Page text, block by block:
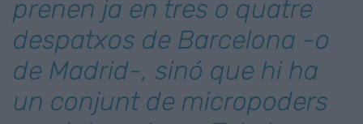
prenen ja en tres o quatre
despatxos de Barcelona -o
de Madrid-, sinó que hi ha
un conjunt de micropoders